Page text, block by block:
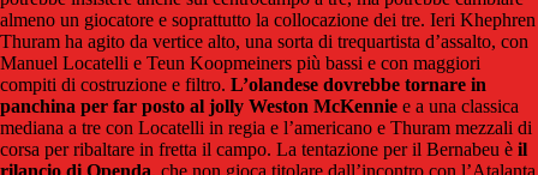
almeno un giocatore e soprattutto la collocazione dei tre. Ieri Khephren
Thuram ha agito da vertice alto, una sorta di trequartista d’assalto, con
Manuel Locatelli e Teun Koopmeiners più bassi e con maggiori
compiti di costruzione e filtro. L’olandese dovrebbe tornare in
panchina per far posto al jolly Weston McKennie e a una classica
mediana a tre con Locatelli in regia e l’americano e Thuram mezzali di
corsa per ribaltare in fretta il campo. La tentazione per il Bernabeu è il